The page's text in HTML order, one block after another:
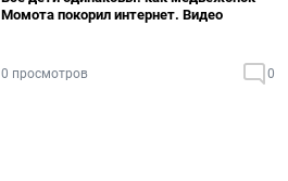
Момота покорил интернет. Видео
0 просмотров 0